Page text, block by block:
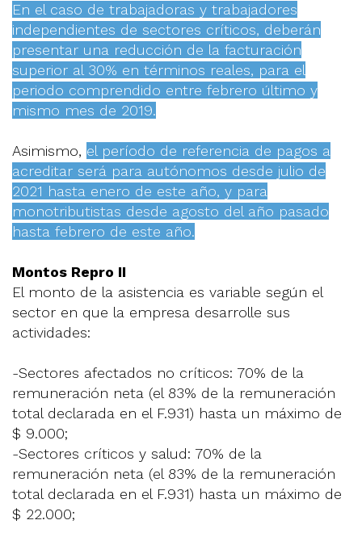
En el caso de trabajadoras y trabajadores
independientes de sectores críticos, deberán
presentar una reducción de la facturación
superior al 30% en términos reales, para el
periodo comprendido entre febrero último y
mismo mes de 2019.
Asimismo, el período de referencia de pagos a
acreditar será para autónomos desde julio de
2021 hasta enero de este año, y para
monotributistas desde agosto del año pasado
hasta febrero de este año.
Montos Repro II
El monto de la asistencia es variable según el
sector en que la empresa desarrolle sus
actividades:
-Sectores afectados no críticos: 70% de la
remuneración neta (el 83% de la remuneración
total declarada en el F.931) hasta un máximo de
$ 9.000;
-Sectores críticos y salud: 70% de la
remuneración neta (el 83% de la remuneración
total declarada en el F.931) hasta un máximo de
$ 22.000;